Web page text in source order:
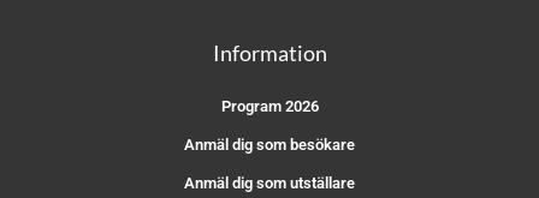
Information
Program 2026
Anmäl dig som besökare
Anmäl dig som utställare